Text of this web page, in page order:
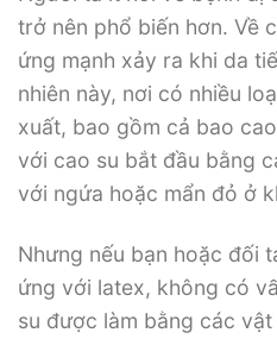
trở nên phổ biến hơn. Về
ứng mạnh xảy ra khi da
nhiên này, nơi có nhiều
xuất, bao gồm cả bao
với cao su bắt đầu bằng
với ngứa hoặc mẩn đỏ ở
Nhưng nếu bạn hoặc đối
ứng với latex, không có
su được làm bằng các